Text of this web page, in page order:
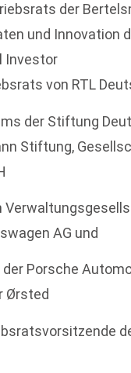
der
und Innovation
Investor
von RTL
der Stiftung
Stiftung,
AG und
Porsche
Ørsted